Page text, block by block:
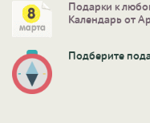
Подарки к
Календарь от
Подберите